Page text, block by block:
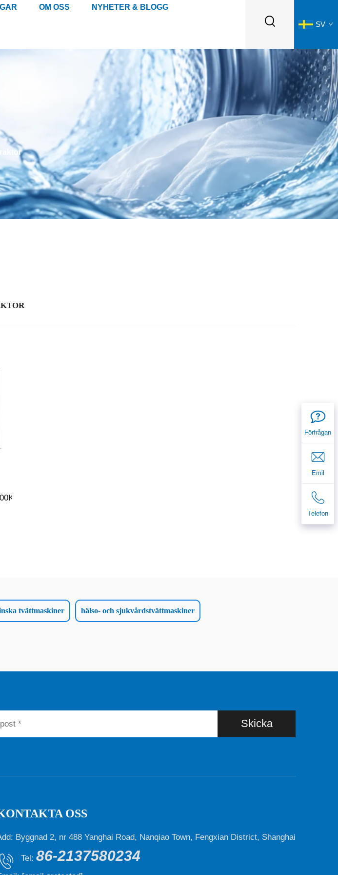
OM OSS NYHETER & BLOGG
SV
Förfrågan
Emil
Telefon
tvättmaskiner hälso- och sjukvårdstvättmaskiner
Skicka
OSS
Byggnad 2, nr 488 Yanghai Road, Nanqiao Town, Fengxian District, Shanghai
Tel: 86-2137580234